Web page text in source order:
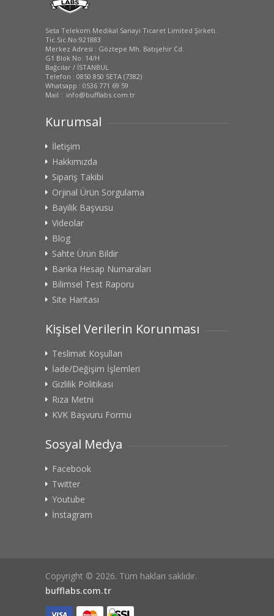
Seta Telekom Medikal Sanayi Ticaret Limited Şirketi.
Tic.Sic.No:921883
Merkez Adresi : Göztepe Mh. Batışehir Cd.
G1 Blok No: 14/H
Bağcılar / İSTANBUL
Telefon : 0850 850 SETA (7382)
Whatsapp : 0536 771 69 59
Mail : info@bufflabs.com.tr
Kurumsal
İletişim
Hakkımızda
Sipariş Takibi
Orjinal Ürün Sorgulama
Bayilik Başvusu
Videolar
Blog
Sahte Ürün Bildir
Banka Hesap Numaraları
Bilimsel Test Raporu
Site Haritası
Kişisel Verilerin Korunması
Teslimat Koşulları
İade/Değişim İşlemleri
Gizlilik Politikası
Rıza Metni
KVK Başvuru Formu
Sosyal Medya
Facebook
Twitter
Youtube
İnstagram
Copyright © 2026. Tüm hakları saklıdır.
bufflabs.com.tr